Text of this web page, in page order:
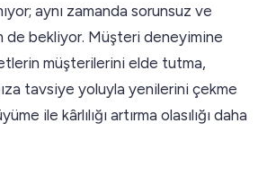
aynı zamanda sorunsuz ve
de bekliyor. Müşteri deneyimine
müşterilerini elde tutma,
tavsiye yoluyla yenilerini çekme
ile kârlılığı artırma olasılığı daha